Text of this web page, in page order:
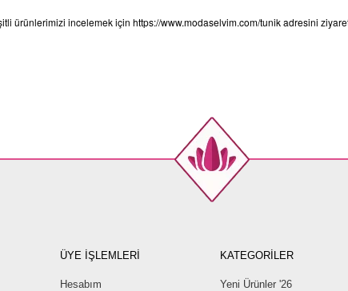
ürünlerimizi incelemek için https://www.modaselvim.com/tunikadresini
ÜYE İŞLEMLERİ
Hesabım
KATEGORİLER
Yeni Ürünler '26